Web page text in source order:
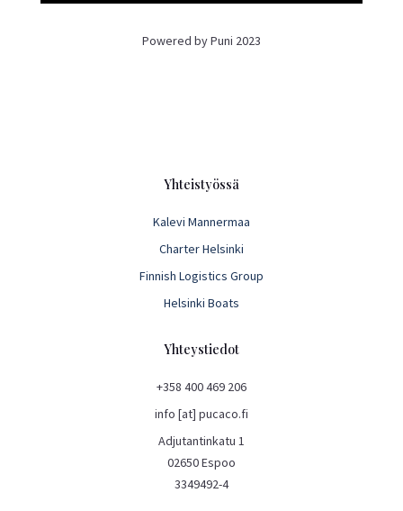
Powered by Puni 2023
Yhteistyössä
Kalevi Mannermaa
Charter Helsinki
Finnish Logistics Group
Helsinki Boats
Yhteystiedot
+358 400 469 206
info [at] pucaco.fi
Adjutantinkatu 1
02650 Espoo
3349492-4